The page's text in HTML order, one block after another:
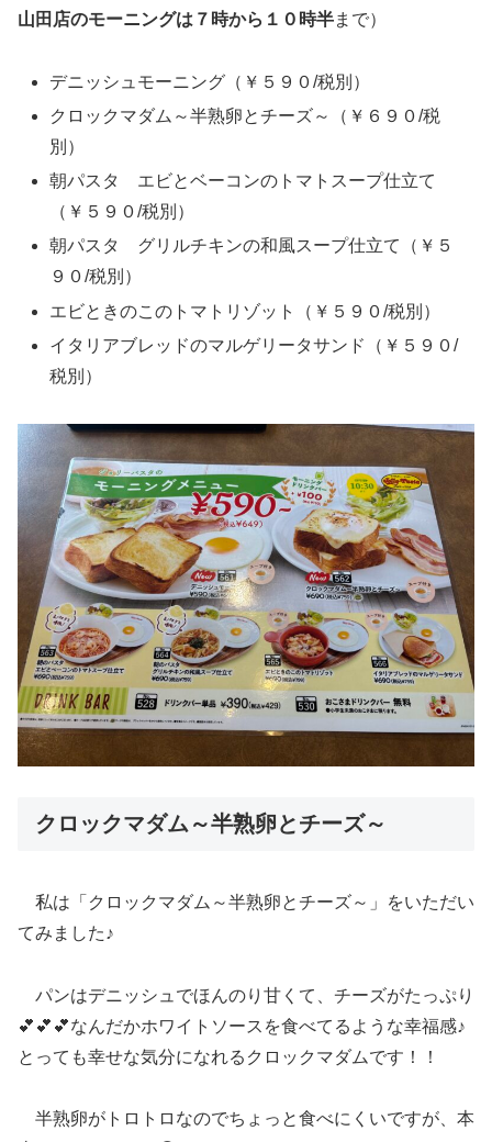
山田店のモーニングは７時から１０時半まで）
デニッシュモーニング（￥５９０/税別）
クロックマダム～半熟卵とチーズ～（￥６９０/税
別）
朝パスタ エビとベーコンのトマトスープ仕立て
（￥５９０/税別）
朝パスタ グリルチキンの和風スープ仕立て（￥５
９０/税別）
エビときのこのトマトリゾット（￥５９０/税別）
イタリアブレッドのマルゲリータサンド（￥５９０/
税別）
クロックマダム～半熟卵とチーズ～
私は「クロックマダム～半熟卵とチーズ～」をいただい
てみました♪
パンはデニッシュでほんのり甘くて、チーズがたっぷり
💕💕💕なんだかホワイトソースを食べてるような幸福感♪
とっても幸せな気分になれるクロックマダムです！！
半熟卵がトロトロなのでちょっと食べにくいですが、本